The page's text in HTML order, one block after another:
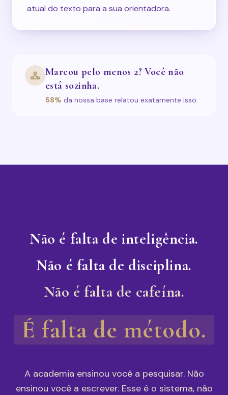
atual do texto para a sua orientadora.
Marcou pelo menos 2? Você não
está sozinha.
58% da nossa base relatou exatamente isso.
Não é falta de inteligência.
Não é falta de disciplina.
Não é falta de cafeína.
É falta de método.
A academia ensinou você a pesquisar. Não
ensinou você a escrever. Esse é o sistema, não